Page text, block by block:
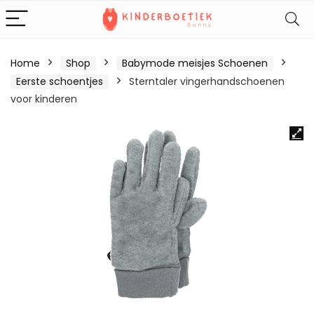
Home Shop
Babymode meisjes Schoenen
Eerste schoentjes
Sterntaler vingerhandschoenen
voor kinderen